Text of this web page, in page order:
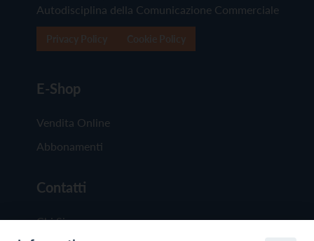
Autodisciplina della Comunicazione Commerciale
E-Shop
Vendita Online
Abbonamenti
Contatti
Chi Siamo